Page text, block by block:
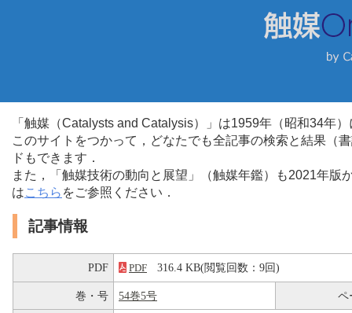
「触媒（Catalysts and Catalysis）」は1959年（昭和34年
このサイトをつかって，どなたでも全記事の検索と結果（
ドもできます．
また，「触媒技術の動向と展望」（触媒年鑑）も2021年
はこちら をご参照ください．
記事情報
PDF PDF 316.4 KB(閲覧回数：9回)
巻・号 54巻5号 ペ